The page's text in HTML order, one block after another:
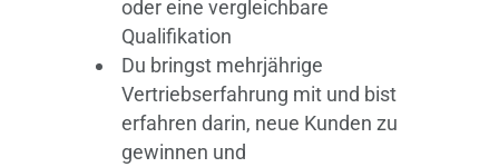
oder eine vergleichbare
Qualifikation
Du bringst mehrjährige
Vertriebserfahrung mit und bist
erfahren darin, neue Kunden zu
gewinnen und